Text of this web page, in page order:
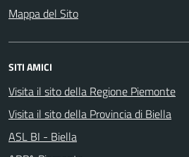
Mappa del Sito
SITI AMICI
Visita il sito della Regione Piemonte
Visita il sito della Provincia di Biella
ASL BI - Biella